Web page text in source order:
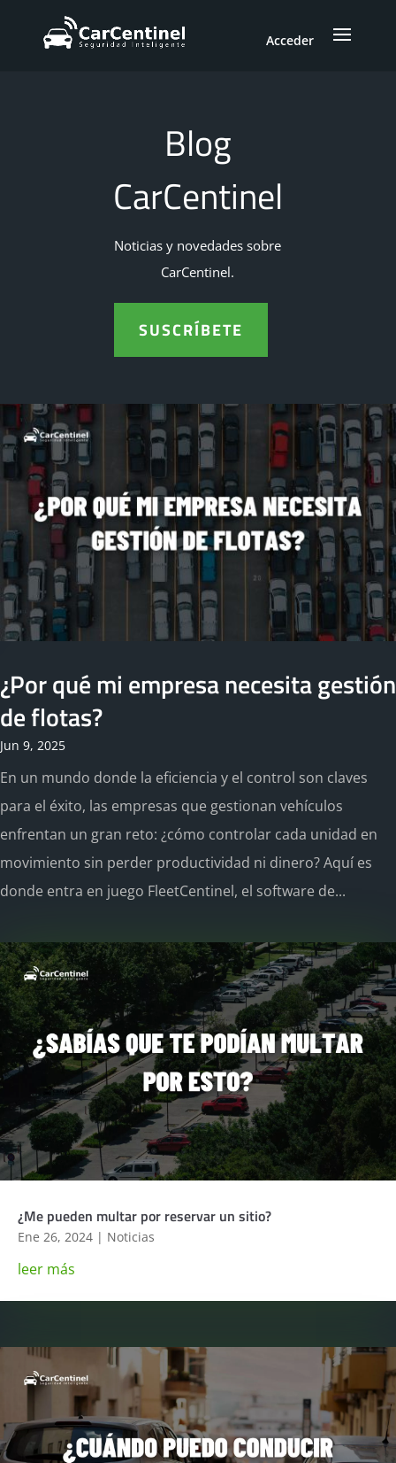
Acceder
Blog
CarCentinel
Noticias y novedades sobre
CarCentinel.
SUSCRÍBETE
¿Por qué mi empresa necesita gestión
de flotas?
Jun 9, 2025
En un mundo donde la eficiencia y el control son claves
para el éxito, las empresas que gestionan vehículos
enfrentan un gran reto: ¿cómo controlar cada unidad en
movimiento sin perder productividad ni dinero? Aquí es
donde entra en juego FleetCentinel, el software de...
¿Me pueden multar por reservar un sitio?
Ene 26, 2024 | Noticias
leer más